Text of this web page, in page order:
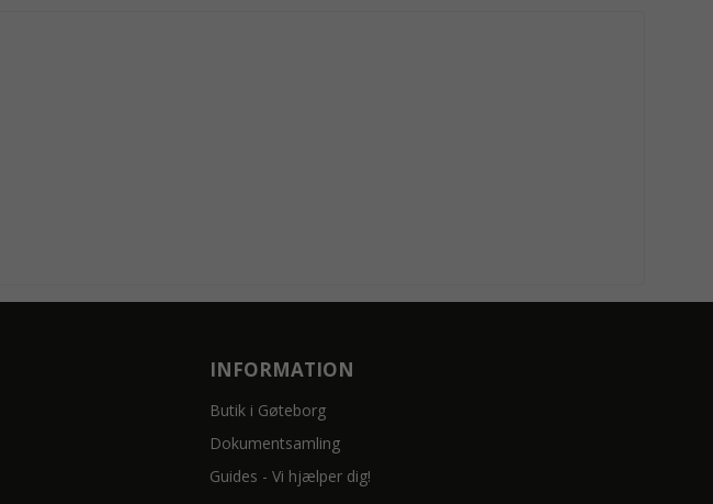
INFORMATION
Butik i Gøteborg
Dokumentsamling
Guides - Vi hjælper dig!